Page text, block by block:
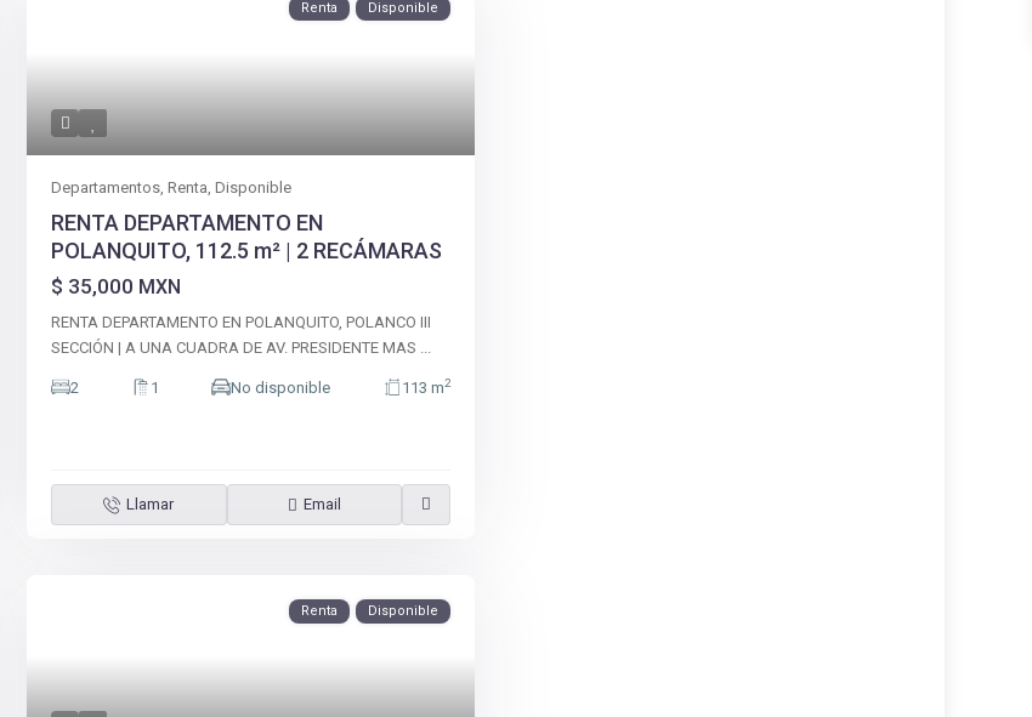
Renta Disponible
Departamentos Renta Disponible
RENTA DEPARTAMENTO EN
POLANQUITO, 112.5 m² | 2 RECÁMARAS
$ 35,000 MXN
RENTA DEPARTAMENTO EN POLANQUITO, POLANCO III
SECCIÓN | A UNA CUADRA DE AV. PRESIDENTE MAS
2 1 No disponible 113 m2
Llamar Email
Renta Disponible